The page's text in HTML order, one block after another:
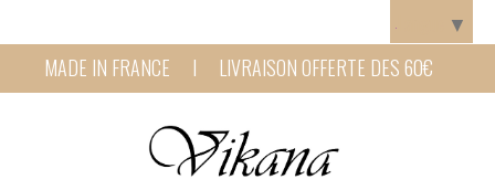
MADE IN FRANCE I LIVRAISON OFFERTE DES 60€
▼